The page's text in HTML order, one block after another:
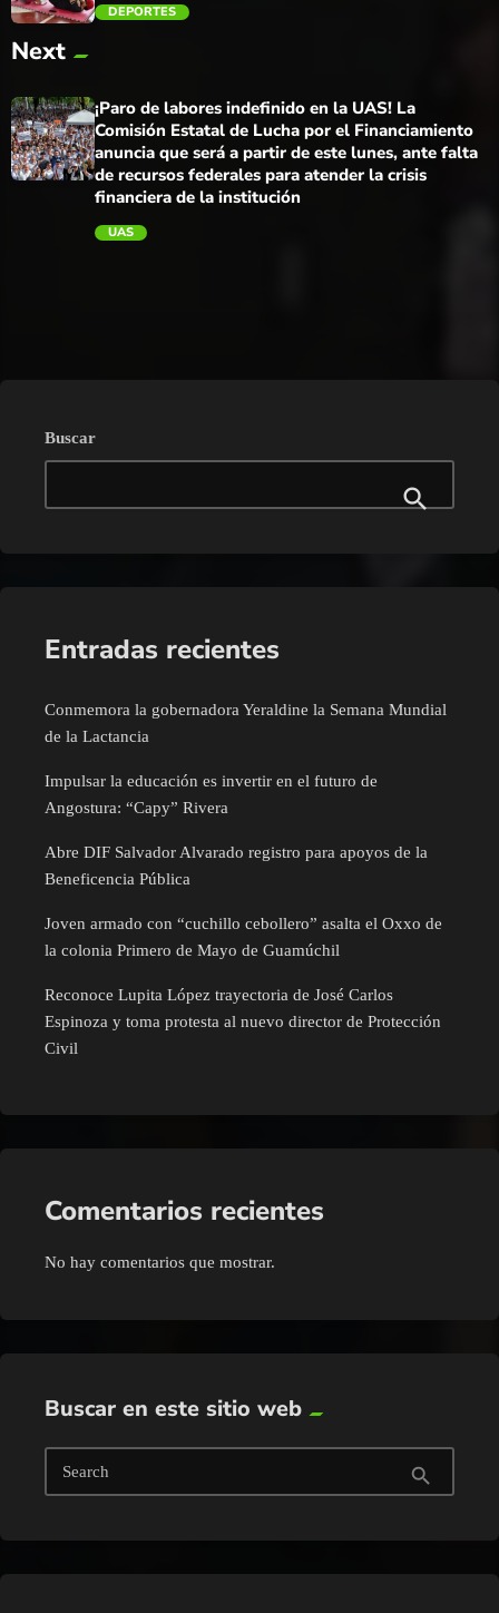
DEPORTES
Next
¡Paro de labores indefinido en la UAS! La
Comisión Estatal de Lucha por el Financiamiento
anuncia que será a partir de este lunes, ante falta
de recursos federales para atender la crisis
financiera de la institución
UAS
Buscar
Entradas recientes
Conmemora la gobernadora Yeraldine la Semana Mundial
de la Lactancia
Impulsar la educación es invertir en el futuro de
Angostura: “Capy” Rivera
Abre DIF Salvador Alvarado registro para apoyos de la
Beneficencia Pública
Joven armado con “cuchillo cebollero” asalta el Oxxo de
la colonia Primero de Mayo de Guamúchil
Reconoce Lupita López trayectoria de José Carlos
Espinoza y toma protesta al nuevo director de Protección
Civil
Comentarios recientes
No hay comentarios que mostrar.
Buscar en este sitio web
Search search